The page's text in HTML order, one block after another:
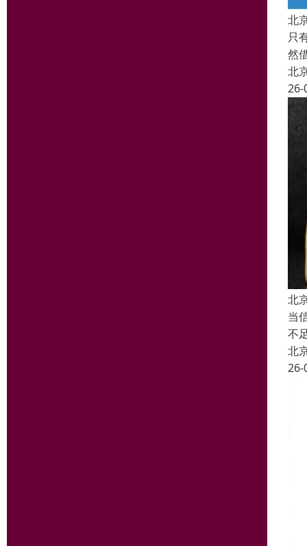
北
只
然
北
26-
北
当
不
北
26-